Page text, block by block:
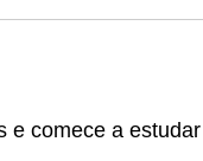
e comece a